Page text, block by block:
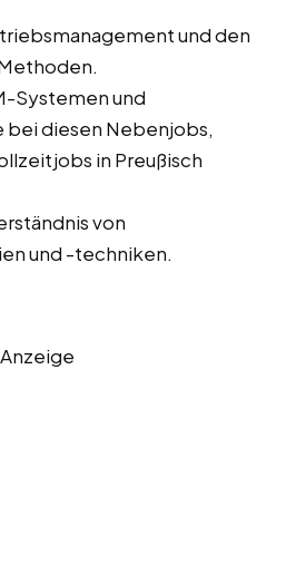
und den
Systemen und
diesen Nebenjobs,
in Preußisch
von
und -techniken.
Anzeige